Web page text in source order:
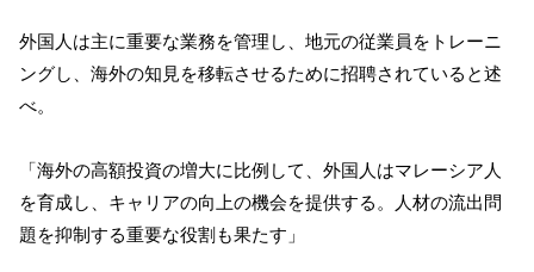
外国人は主に重要な業務を管理し、地元の従業員をトレーニ
ングし、海外の知見を移転させるために招聘されていると述
べ。
「海外の高額投資の増大に比例して、外国人はマレーシア人
を育成し、キャリアの向上の機会を提供する。人材の流出問
題を抑制する重要な役割も果たす」